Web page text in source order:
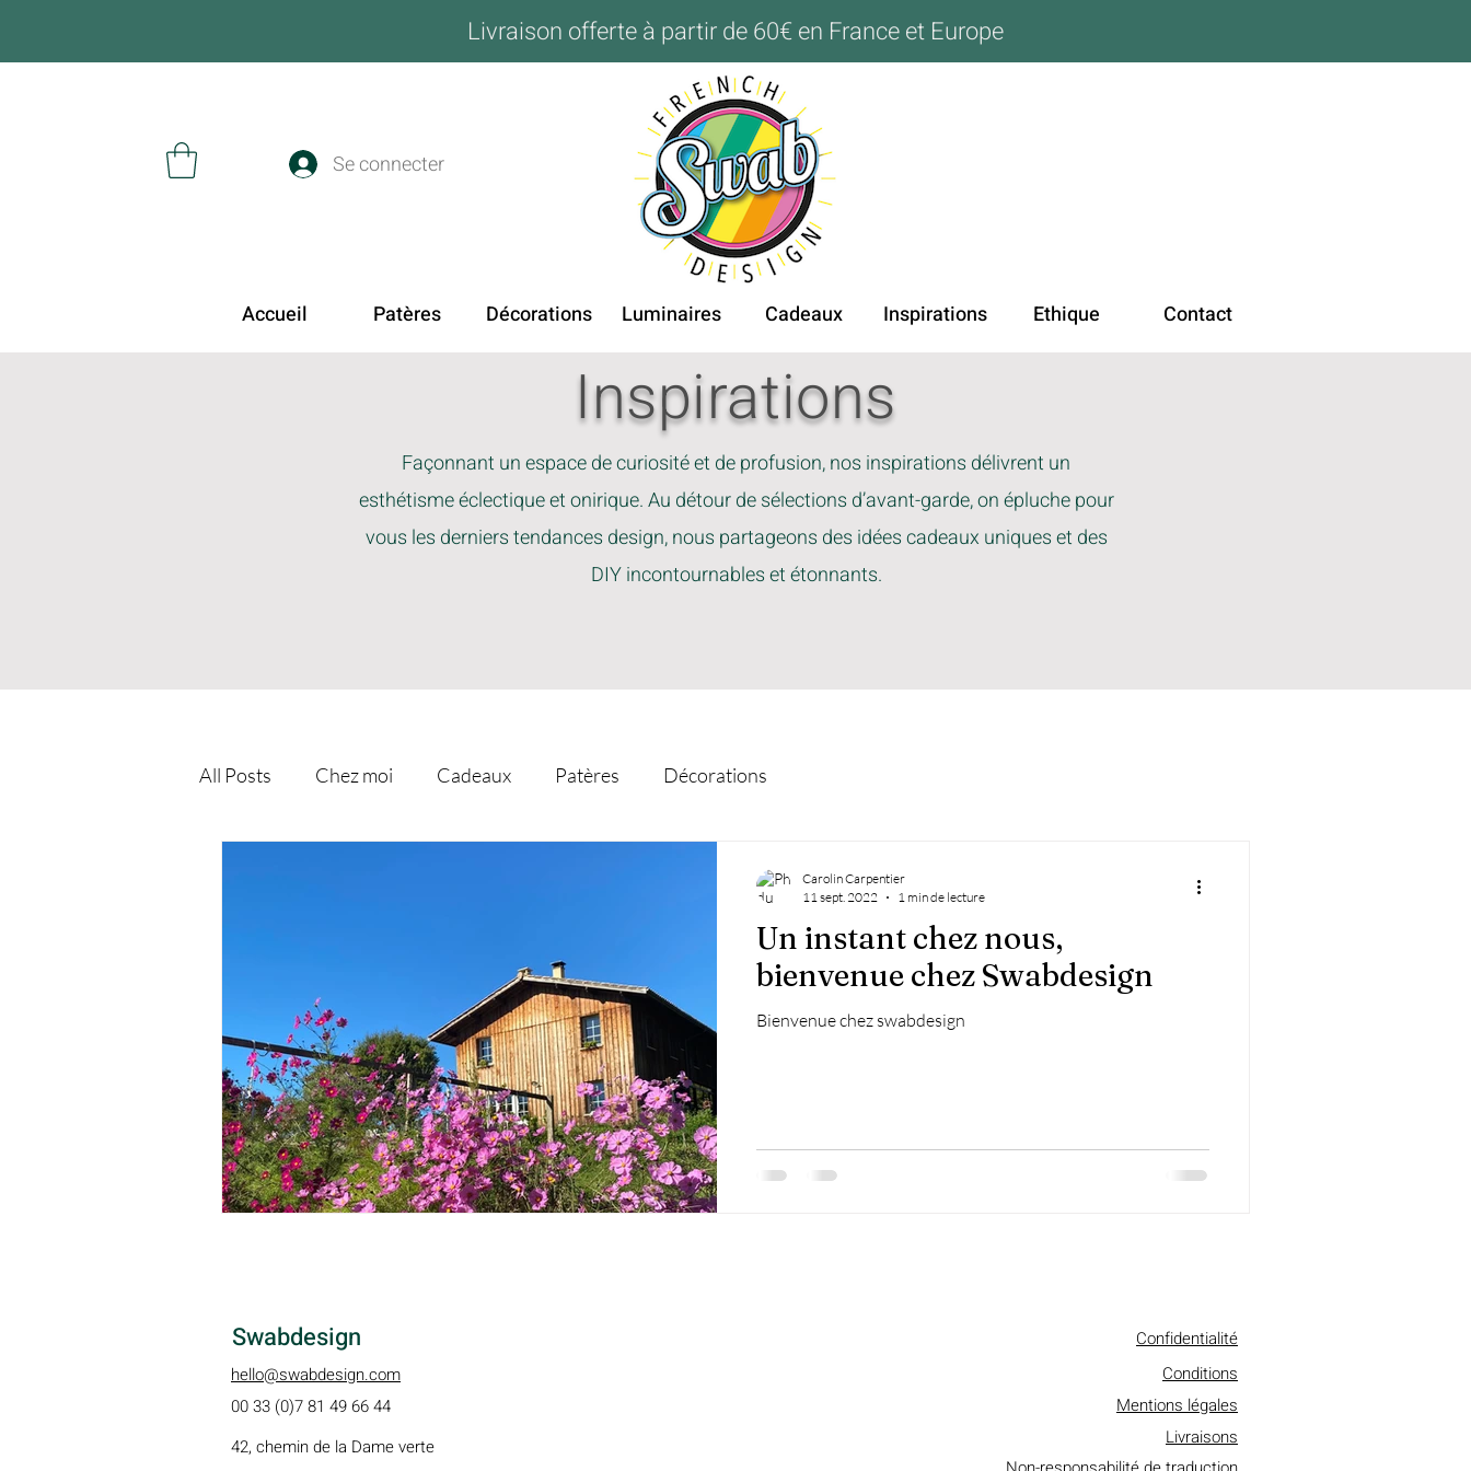
Livraison offerte à partir de 60€ en France et Europe
Se connecter
Accueil Patères Décorations Luminaires Cadeaux Inspirations Ethique Contact
Inspirations
Façonnant un espace de curiosité et de profusion, nos inspirations délivrent un
esthétisme éclectique et onirique. Au détour de sélections d’avant-garde, on épluche pour
vous les derniers tendances design, nous partageons des idées cadeaux uniques et des
DIY incontournables et étonnants.
All Posts Chez moi Cadeaux Patères Décorations
Un instant chez nous,
bienvenue chez Swabdesign
Bienvenue chez swabdesign
Carolin Carpentier
11 sept. 2022
1 min de lecture
Swabdesign
hello@swabdesign.com
00 33 (0)7 81 49 66 44
42, chemin de la Dame verte
Confidentialité
Conditions
Mentions légales
Livraisons